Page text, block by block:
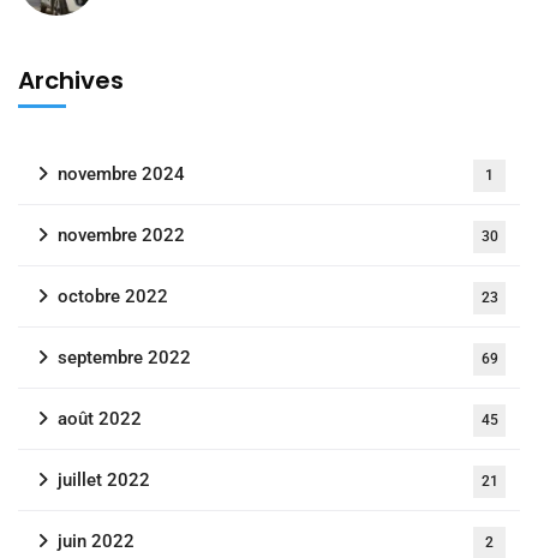
Archives
novembre 2024 1
novembre 2022 30
octobre 2022 23
septembre 2022 69
août 2022 45
juillet 2022 21
juin 2022 2